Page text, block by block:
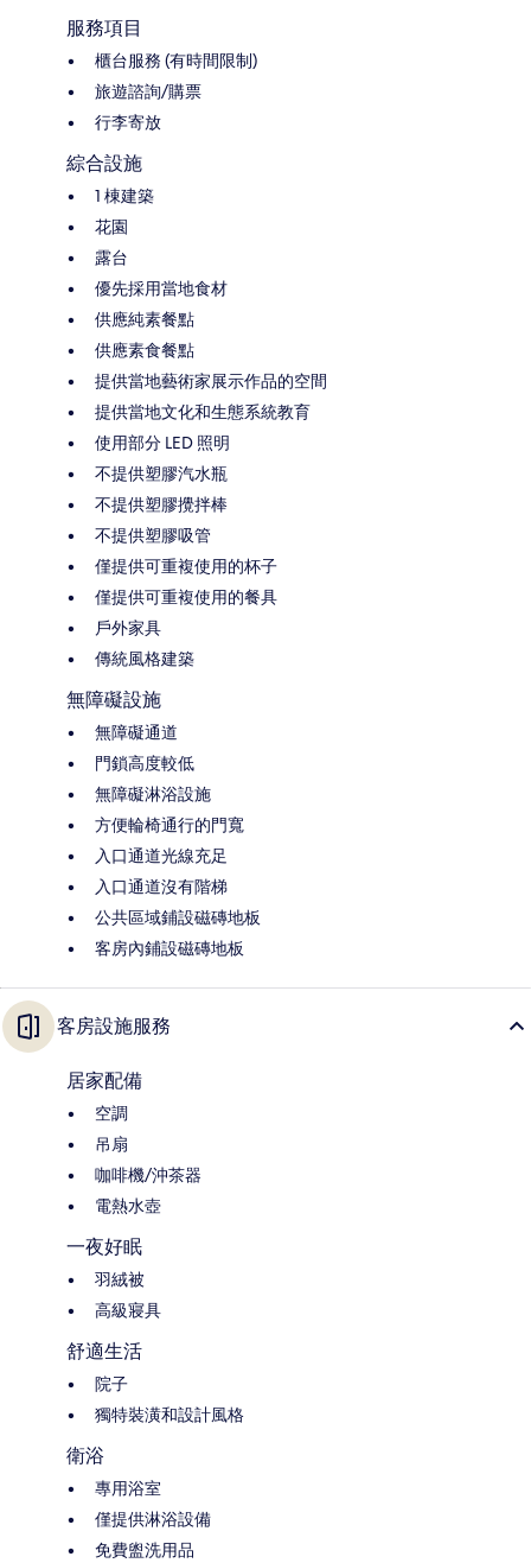
服務項目
櫃台服務 (有時間限制)
旅遊諮詢/購票
行李寄放
綜合設施
1 棟建築
花園
露台
優先採用當地食材
供應純素餐點
供應素食餐點
提供當地藝術家展示作品的空間
提供當地文化和生態系統教育
使用部分 LED 照明
不提供塑膠汽水瓶
不提供塑膠攪拌棒
不提供塑膠吸管
僅提供可重複使用的杯子
僅提供可重複使用的餐具
戶外家具
傳統風格建築
無障礙設施
無障礙通道
門鎖高度較低
無障礙淋浴設施
方便輪椅通行的門寬
入口通道光線充足
入口通道沒有階梯
公共區域鋪設磁磚地板
客房內鋪設磁磚地板
客房設施服務
居家配備
空調
吊扇
咖啡機/沖茶器
電熱水壺
一夜好眠
羽絨被
高級寢具
舒適生活
院子
獨特裝潢和設計風格
衛浴
專用浴室
僅提供淋浴設備
免費盥洗用品